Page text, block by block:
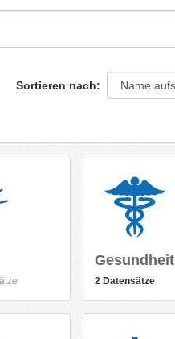
Sortieren nach
Gesundheit
2 Datensätze